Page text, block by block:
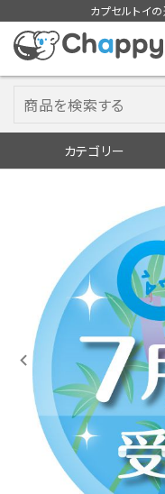
カプセルトイ
カテゴリー
入荷スケジ
カプセルトイマシ
カプセルトイ
販促用空カプセル
レンタル
景品・玩具・文具